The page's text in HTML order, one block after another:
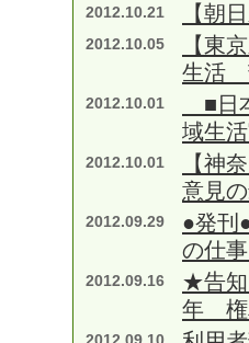
2012.10.21 【朝
2012.10.05
【東
生活
2012.10.01
■日
域生
2012.10.01
【神
意見
2012.09.29
●発刊
の仕
2012.09.16
★告知
年 権